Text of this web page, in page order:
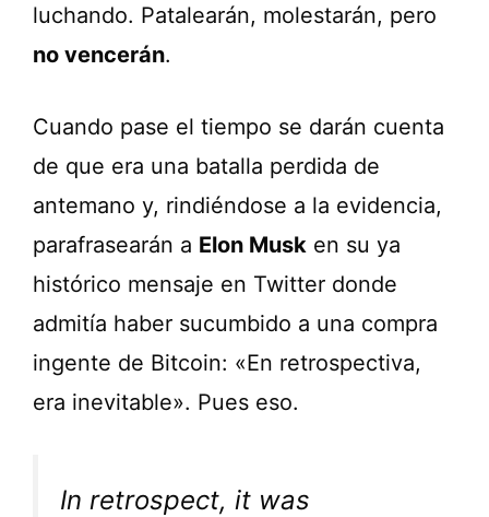
luchando. Patalearán, molestarán, pero
no vencerán.
Cuando pase el tiempo se darán cuenta
de que era una batalla perdida de
antemano y, rindiéndose a la evidencia,
parafrasearán a Elon Musk en su ya
histórico mensaje en Twitter donde
admitía haber sucumbido a una compra
ingente de Bitcoin: «En retrospectiva,
era inevitable». Pues eso.
In retrospect, it was